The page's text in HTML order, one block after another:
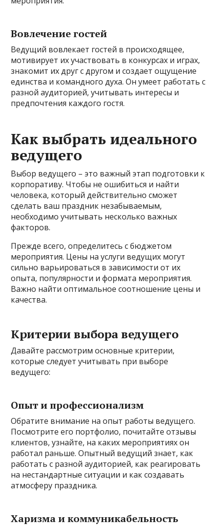
Вовлечение гостей
Ведущий вовлекает гостей в происходящее,
мотивирует их участвовать в конкурсах и играх,
знакомит их друг с другом и создает ощущение
единства и командного духа. Он умеет работать с
разной аудиторией, учитывать интересы и
предпочтения каждого гостя.
Как выбрать идеального
ведущего
Выбор ведущего – это важный этап подготовки к
корпоративу. Чтобы не ошибиться и найти
человека, который действительно сможет
сделать ваш праздник незабываемым,
необходимо учитывать несколько важных
факторов.
Прежде всего, определитесь с бюджетом
мероприятия. Цены на услуги ведущих могут
сильно варьироваться в зависимости от их
опыта, популярности и формата мероприятия.
Важно найти оптимальное соотношение цены и
качества.
Критерии выбора ведущего
Давайте рассмотрим основные критерии,
которые следует учитывать при выборе
ведущего:
Опыт и профессионализм
Обратите внимание на опыт работы ведущего.
Посмотрите его портфолио, почитайте отзывы
клиентов, узнайте, на каких мероприятиях он
работал раньше. Опытный ведущий знает, как
работать с разной аудиторией, как реагировать
на нестандартные ситуации и как создавать
атмосферу праздника.
Харизма и коммуникабельность